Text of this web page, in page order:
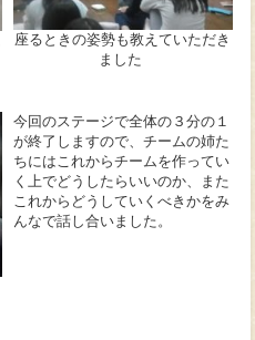
座るときの姿勢も教えていただき
ました
今回のステージで全体の３分の１
が終了しますので、チームの姉た
ちにはこれからチームを作ってい
く上でどうしたらいいのか、また
これからどうしていくべきかをみ
んなで話し合いました。